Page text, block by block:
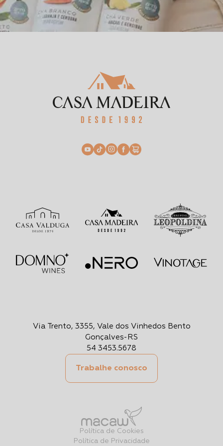
Via Trento, 3355, Vale dos Vinhedos Bento
Gonçalves-RS
54 3453.5678
Trabalhe conosco
Política de Cookies
Política de Privacidade